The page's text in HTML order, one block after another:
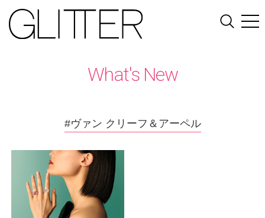
What's New
#ヴァン クリーフ＆アーペル